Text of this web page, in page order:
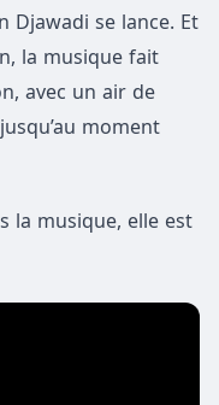
Djawadi se lance. Et
la musique fait
avec un air de
moment
la musique, elle est